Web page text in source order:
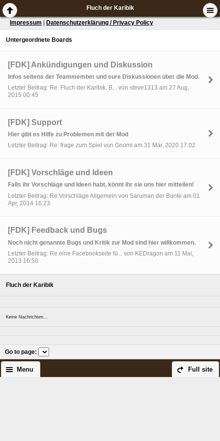
Fluch der Karibik
Impressum Datenschutzerklärung / Privacy Policy
Untergeordnete Boards
[FDK] Ankündigungen und Diskussion
Infos seitens der Teammember und eure Diskussionen über die Mod.
Letzter Beitrag: Re: Fluch der Karibik. B... von steve1313 am 27 Aug,
2015 00:45
[FDK] Support
Hier gibt es Hilfe zu Problemen mit der Mod
Letzter Beitrag: Re: frage zum Spiel von Gnomi am 31 Mär, 2020 17:02
[FDK] Vorschläge und Ideen
Falls ihr Vorschläge und Ideen habt, könnt ihr sie uns hier mitteilen!
Letzter Beitrag: Re:Vorschläge Allgemein von Saruman der Bunte am 01
Apr, 2014 16:23
[FDK] Feedback und Bugs
Noch nicht genannte Bugs und Kritik zur Mod sind hier willkommen.
Letzter Beitrag: Re:eine Facebookseite fü... von KEDragon am 11 Mai,
2013 16:50
Fluch der Karibik
Keine Nachrichten...
Go to page:
Full site
Menu